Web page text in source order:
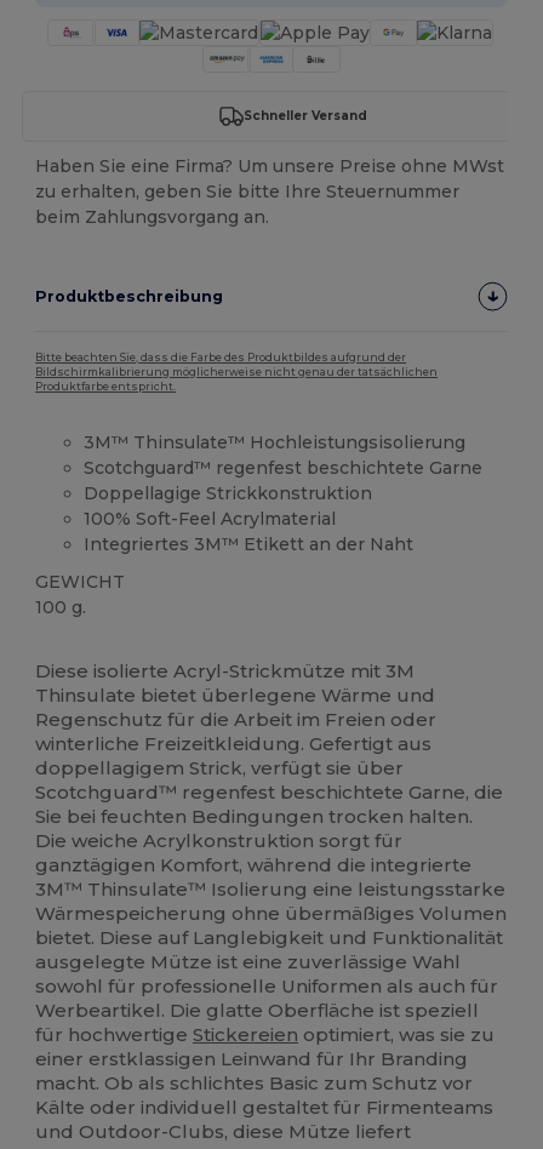
Schneller Versand
Haben Sie eine Firma? Um unsere Preise ohne MWst
zu erhalten, geben Sie bitte Ihre Steuernummer
beim Zahlungsvorgang an.
Produktbeschreibung
Bitte beachten Sie, dass die Farbe des Produktbildes aufgrund der
Bildschirmkalibrierung möglicherweise nicht genau der tatsächlichen
Produktfarbe entspricht.
3M™ Thinsulate™ Hochleistungsisolierung
Scotchguard™ regenfest beschichtete Garne
Doppellagige Strickkonstruktion
100% Soft-Feel Acrylmaterial
Integriertes 3M™ Etikett an der Naht
GEWICHT
100 g.
Diese isolierte Acryl-Strickmütze mit 3M
Thinsulate bietet überlegene Wärme und
Regenschutz für die Arbeit im Freien oder
winterliche Freizeitkleidung. Gefertigt aus
doppellagigem Strick, verfügt sie über
Scotchguard™ regenfest beschichtete Garne, die
Sie bei feuchten Bedingungen trocken halten.
Die weiche Acrylkonstruktion sorgt für
ganztägigen Komfort, während die integrierte
3M™ Thinsulate™ Isolierung eine leistungsstarke
Wärmespeicherung ohne übermäßiges Volumen
bietet. Diese auf Langlebigkeit und Funktionalität
ausgelegte Mütze ist eine zuverlässige Wahl
sowohl für professionelle Uniformen als auch für
Werbeartikel. Die glatte Oberfläche ist speziell
für hochwertigeStickereien optimiert, was sie zu
einer erstklassigen Leinwand für Ihr Branding
macht. Ob als schlichtes Basic zum Schutz vor
Kälte oder individuell gestaltet für Firmenteams
und Outdoor-Clubs, diese Mütze liefert